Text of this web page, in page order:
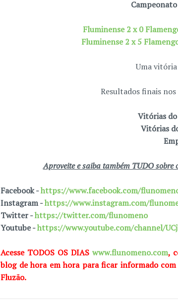
Fluminense 2 x 0
Fluminense 2 x 5
Uma
Resultados finais
Vitórias
Vitórias
Aproveite e saiba também TUDO sobre
Facebook -https://www.facebook.com/
Instagram -https://www.instagram.com/
Twitter -https://twitter.com/flunomeno
Youtube -https://www.youtube.com/channel/
Acesse TODOS OS DIAS www.flunomeno.com,
blog de hora em hora para ficar informado
Fluzão.